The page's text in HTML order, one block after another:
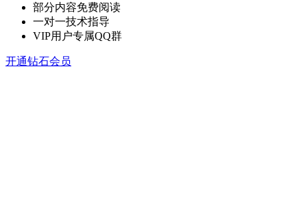
部分内容免费阅读
一对一技术指导
VIP用户专属QQ群
开通钻石会员